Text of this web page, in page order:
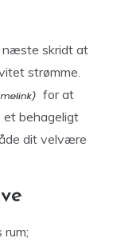
næste skridt at
strømme.
for at
et behageligt
dit velvære
rum;